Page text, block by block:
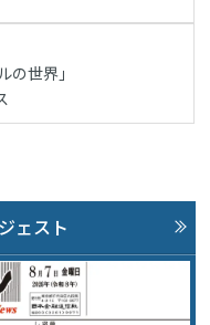
世界」
ェスト